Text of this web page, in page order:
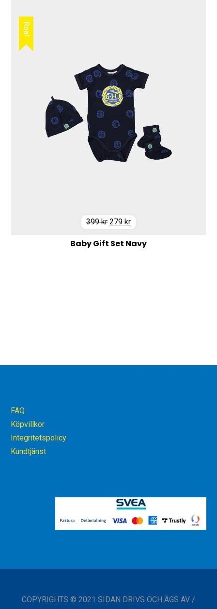
Rea!
399kr Det
priset
279 krDet
priset
Baby Gift Set Navy
FAQ
Köpvillkor
Integritetspolicy
Kundtjänst
COPYRIGHTS © 2021 SIDAN DRIVS OCH ÄGS AV /